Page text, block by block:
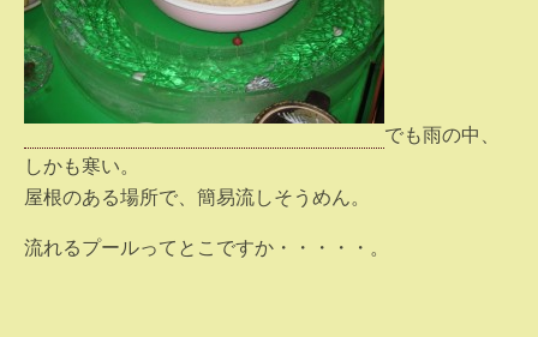
でも雨の中、
しかも寒い。
屋根のある場所で、簡易流しそうめん。
流れるプールってとこですか・・・・・。